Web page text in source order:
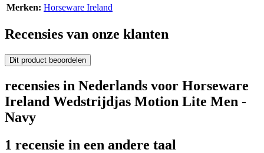
Merken: Horseware Ireland
Recensies van onze klanten
Dit product beoordelen
recensies in Nederlands voor Horseware
Ireland Wedstrijdjas Motion Lite Men -
Navy
1 recensie in een andere taal